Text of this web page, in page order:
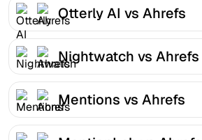
Otterly AI vs Ahrefs
Nightwatch vs Ahrefs
Mentions vs Ahrefs